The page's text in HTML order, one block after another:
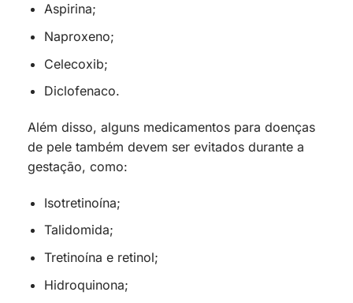
Aspirina;
Naproxeno;
Celecoxib;
Diclofenaco.
Além disso, alguns medicamentos para doenças
de pele também devem ser evitados durante a
gestação, como:
Isotretinoína;
Talidomida;
Tretinoína e retinol;
Hidroquinona;